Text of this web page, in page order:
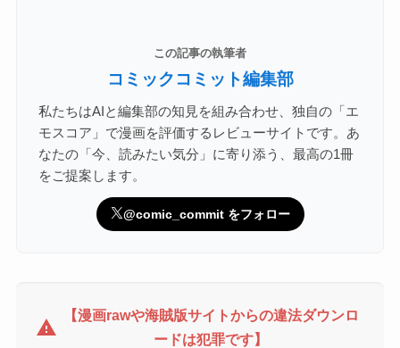
この記事の執筆者
コミックコミット編集部
私たちはAIと編集部の知見を組み合わせ、独自の「エ
モスコア」で漫画を評価するレビューサイトです。あ
なたの「今、読みたい気分」に寄り添う、最高の1冊
をご提案します。
@comic_commit をフォロー
warning
【漫画rawや海賊版サイトからの違法ダウンロ
ードは犯罪です】